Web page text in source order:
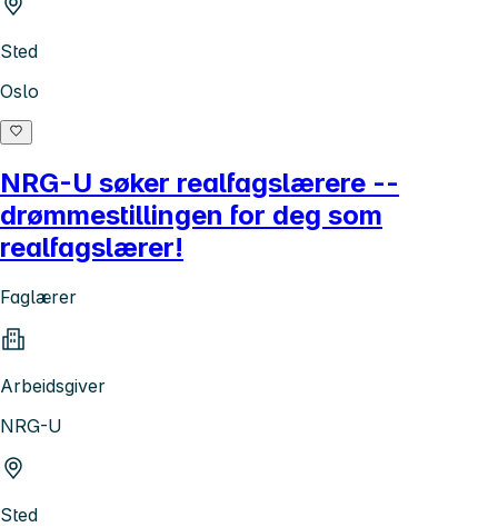
Sted
Oslo
NRG-U søker realfagslærere --
drømmestillingen for deg som
realfagslærer!
Faglærer
Arbeidsgiver
NRG-U
Sted